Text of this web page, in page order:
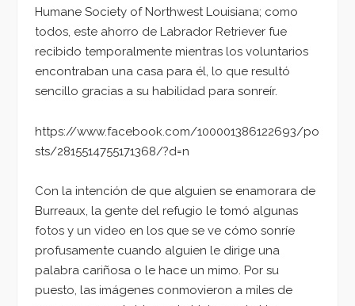
Humane Society of Northwest Louisiana; como
todos, este ahorro de Labrador Retriever fue
recibido temporalmente mientras los voluntarios
encontraban una casa para él, lo que resultó
sencillo gracias a su habilidad para sonreír.
https://www.facebook.com/100001386122693/po
sts/2815514755171368/?d=n
Con la intención de que alguien se enamorara de
Burreaux, la gente del refugio le tomó algunas
fotos y un video en los que se ve cómo sonríe
profusamente cuando alguien le dirige una
palabra cariñosa o le hace un mimo. Por su
puesto, las imágenes conmovieron a miles de